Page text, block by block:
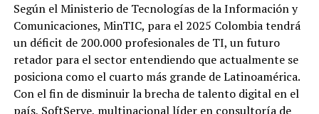
Según el Ministerio de Tecnologías de la Información y
Comunicaciones, MinTIC, para el 2025 Colombia tendrá
un déficit de 200.000 profesionales de TI, un futuro
retador para el sector entendiendo que actualmente se
posiciona como el cuarto más grande de Latinoamérica.
Con el fin de disminuir la brecha de talento digital en el
país, SoftServe, multinacional líder en consultoría de